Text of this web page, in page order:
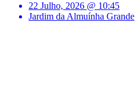
22 Julho, 2026 @ 10:45
Jardim da Almuínha Grande